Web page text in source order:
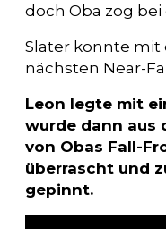
doch Oba zog
Slater konnte mit
nächsten Near-
Leon legte mit
wurde dann aus
von Obas Fall-
überrascht und
gepinnt.